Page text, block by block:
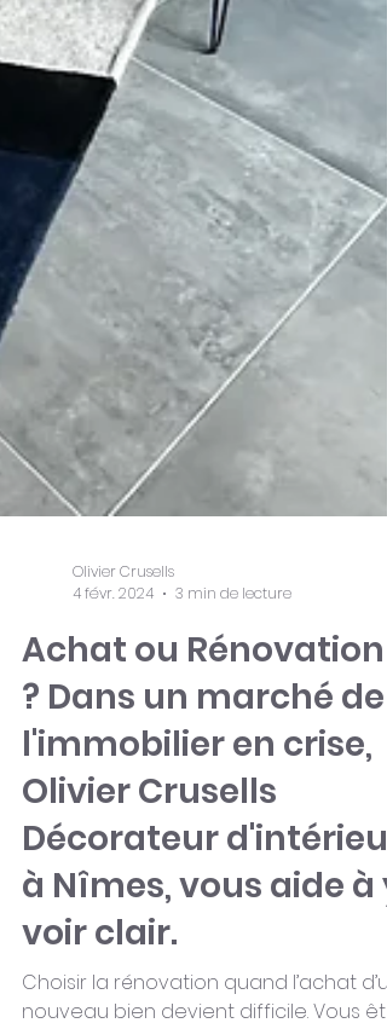
Olivier Crusells
4 févr. 2024
3 min de lecture
Achat ou Rénovation
? Dans un marché de
l'immobilier en crise,
Olivier Crusells
Décorateur d'intérieur
à Nîmes, vous aide à y
voir clair.